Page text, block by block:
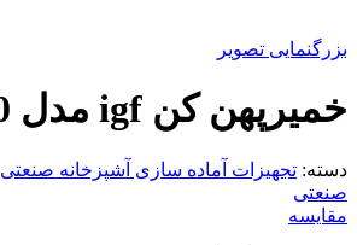
بزرگنمایی تصویر
خمیرپهن کن igf مدل l30 و l40
دسته: تجهیزات آماده سازی آشپزخانه صنعتی
صنعتی
مقایسه